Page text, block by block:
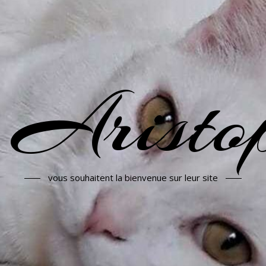
vous souhaitent la bienvenue sur leur site